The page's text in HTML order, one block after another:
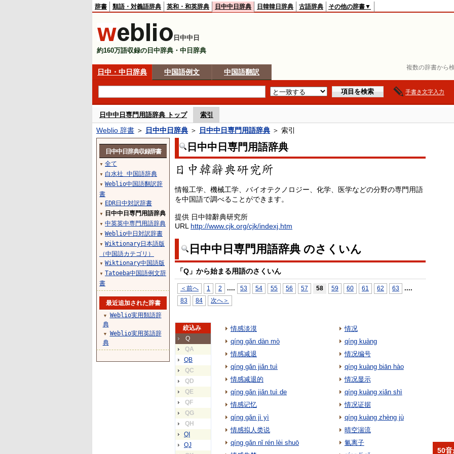
複数の辞書から
辞書 類語・対義語辞典 英和・和英辞典 日中中日辞典 日韓韓日辞典 古語辞典 その他の辞書▼
日中中日
約160万語収録の日中辞典・中日辞典
日中・中日辞典 中国語例文 中国語翻訳
手書き文字入力
日中中日専門用語辞典 トップ 索引
Weblio 辞書 ＞ 日中中日辞典 ＞ 日中中日専門用語辞典 ＞ 索引
日中中日専門用語辞典
情報工学、機械工学、バイオテクノロジー、化学、医学などの分野の専門用語
を中国語で調べることができます。
提供 日中韓辭典研究所
URL http://www.cjk.org/cjk/indexj.htm
日中中日専門用語辞典 のさくいん
「Q」から始まる用語のさくいん
＜前へ 1 2 .... 53 54 55 56 57 58 59 60 61 62 63 ....
83 84 次へ＞
絞込み
Q
QA
QB
QC
QD
QE
QF
QG
QH
QI
QJ
情感淡漠
qíng gǎn dàn mò
情感减退
qíng gǎn jiǎn tuì
情感减退的
qíng gǎn jiǎn tuì de
情感记忆
qíng gǎn jì yì
情感拟人类说
qíng gǎn nǐ rén lèi shuō
情况
qíng kuàng
情况编号
qíng kuàng biān hào
情况显示
qíng kuàng xiǎn shì
情况证据
qíng kuàng zhèng jù
晴空湍流
氰离子
日中中日辞典収録辞書
▼ 全て
▼ 白水社 中国語辞典
▼ Weblio中国語翻訳辞
書
▼ EDR日中対訳辞書
▼ 日中中日専門用語辞典
▼ 中英英中専門用語辞典
▼ Weblio中日対訳辞書
▼ Wiktionary日本語版
（中国語カテゴリ）
▼ Wiktionary中国語版
▼ Tatoeba中国語例文辞
書
最近追加された辞書
▼
Weblio実用類語辞
典
▼
Weblio実用英語辞
典
50音